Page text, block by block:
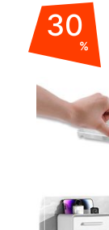
550
30
%